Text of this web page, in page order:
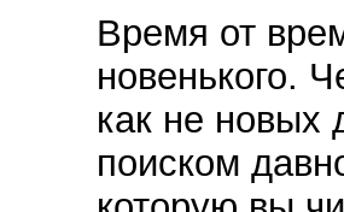
Время от
новенького.
как не новых
поиском